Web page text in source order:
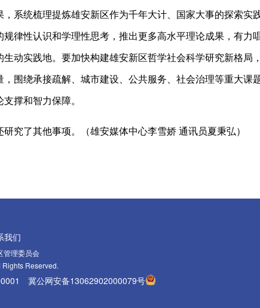
，系统梳理提炼雄安新区作为千年大计、国家大事的探索
规律性认识和学理性思考，推出更多高水平理论成果，有
生动实践地。要加快构建雄安新区哲学社会科学研究新格
，围绕承接疏解、城市建设、公共服务、社会治理等重大
撑和智力保障。
了其他事项。（雄安媒体中心李雪娇 通讯员夏秉弘）
我们
管理委员会
Reserved.
冀公网安备13062902000079号